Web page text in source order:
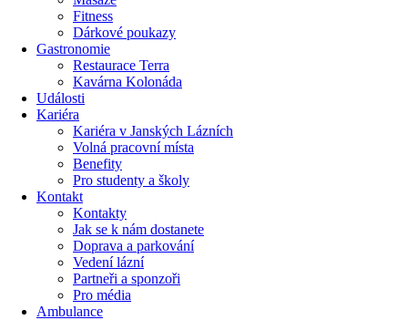
Fitness
Dárkové poukazy​
Gastronomie
Restaurace Terra
Kavárna Kolonáda
Události
Kariéra
Kariéra v Janských Lázních
Volná pracovní místa
Benefity
Pro studenty a školy
Kontakt
Kontakty
Jak se k nám dostanete
Doprava a parkování
Vedení lázní
Partneři a sponzoři
Pro média
Ambulance